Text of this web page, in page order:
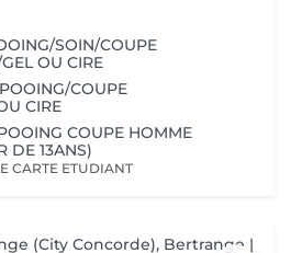
SOIN/COUPE
OU CIRE
COUPE
CIRE
COUPE HOMME
DE 13ANS)
CARTE ETUDIANT